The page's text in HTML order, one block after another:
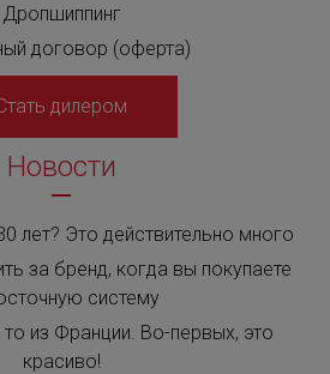
Дропшиппинг
договор (оферта)
дилером
Новости
лет? Это действительно много
за бренд, когда вы покупаете
систему
из Франции. Во-первых, это
красиво!